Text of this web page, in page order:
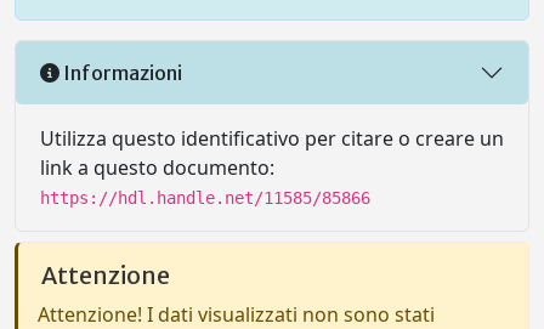
Informazioni
Utilizza questo identificativo per citare o creare un
link a questo documento:
https://hdl.handle.net/11585/85866
Attenzione
Attenzione! I dati visualizzati non sono stati